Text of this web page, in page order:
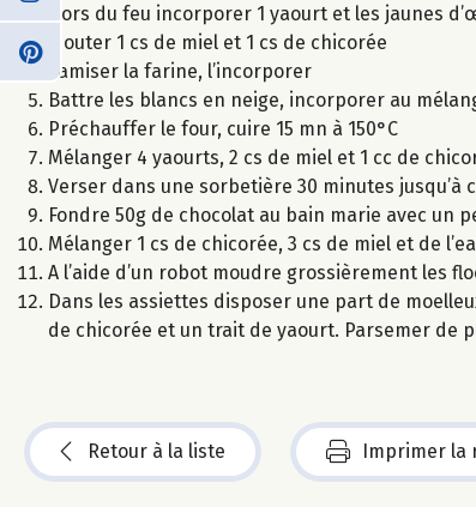
Hors du feu incorporer 1 yaourt et les jaunes
Ajouter 1 cs de miel et 1 cs de chicorée
Tamiser la farine, l’incorporer
Battre les blancs en neige, incorporer au
Préchauffer le four, cuire 15 mn à 150°C
Mélanger 4 yaourts, 2 cs de miel et 1 cc de
Verser dans une sorbetière 30 minutes jusqu’à
Fondre 50g de chocolat au bain marie avec un
Mélanger 1 cs de chicorée, 3 cs de miel et de
A l’aide d’un robot moudre grossièrement les
Dans les assiettes disposer une part de
de chicorée et un trait de yaourt. Parsemer de
Retour à la liste Imprimer la